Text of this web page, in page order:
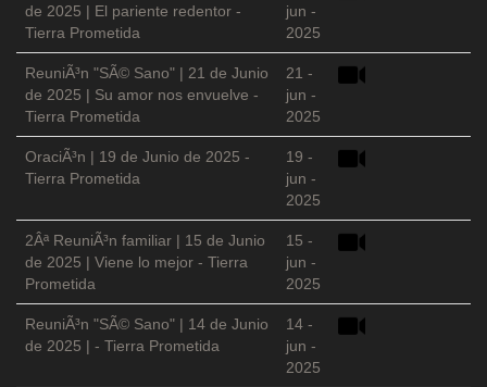
de 2025 | El pariente redentor -
Tierra Prometida
jun -
2025
ReuniÃ³n "SÃ© Sano" | 21 de Junio
de 2025 | Su amor nos envuelve -
Tierra Prometida
21 -
jun -
2025
OraciÃ³n | 19 de Junio de 2025 -
Tierra Prometida
19 -
jun -
2025
2Âª ReuniÃ³n familiar | 15 de Junio
de 2025 | Viene lo mejor - Tierra
Prometida
15 -
jun -
2025
ReuniÃ³n "SÃ© Sano" | 14 de Junio
de 2025 | - Tierra Prometida
14 -
jun -
2025